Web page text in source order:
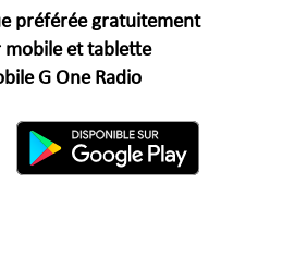
préférée gratuitement
mobile et tablette
G One Radio